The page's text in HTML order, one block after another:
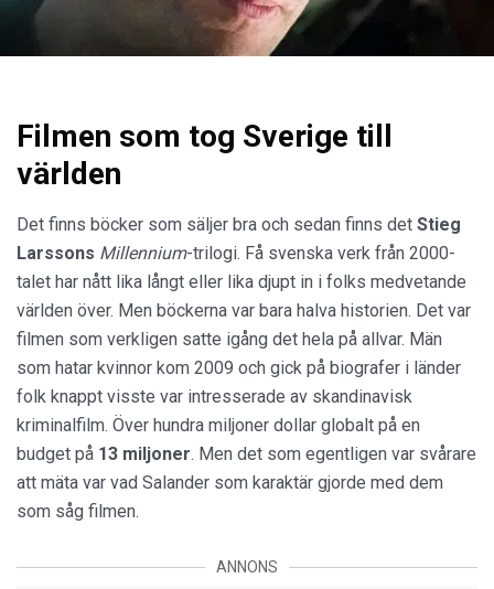
Filmen som tog Sverige till
världen
Det finns böcker som säljer bra och sedan finns det Stieg
Larssons Millennium-trilogi. Få svenska verk från 2000-
talet har nått lika långt eller lika djupt in i folks medvetande
världen över. Men böckerna var bara halva historien. Det var
filmen som verkligen satte igång det hela på allvar. Män
som hatar kvinnor kom 2009 och gick på biografer i länder
folk knappt visste var intresserade av skandinavisk
kriminalfilm. Över hundra miljoner dollar globalt på en
budget på 13 miljoner. Men det som egentligen var svårare
att mäta var vad Salander som karaktär gjorde med dem
som såg filmen.
ANNONS